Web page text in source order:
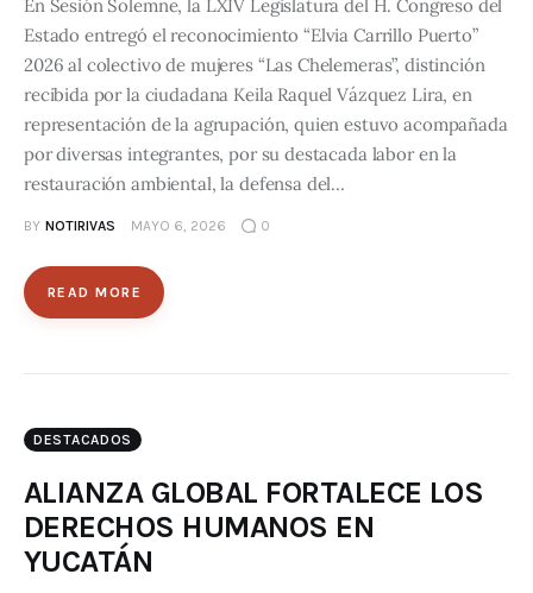
En Sesión Solemne, la LXIV Legislatura del H. Congreso del
Estado entregó el reconocimiento “Elvia Carrillo Puerto”
2026 al colectivo de mujeres “Las Chelemeras”, distinción
recibida por la ciudadana Keila Raquel Vázquez Lira, en
representación de la agrupación, quien estuvo acompañada
por diversas integrantes, por su destacada labor en la
restauración ambiental, la defensa del…
BY NOTIRIVAS MAYO 6, 2026 0
READ MORE
DESTACADOS
ALIANZA GLOBAL FORTALECE LOS
DERECHOS HUMANOS EN
YUCATÁN